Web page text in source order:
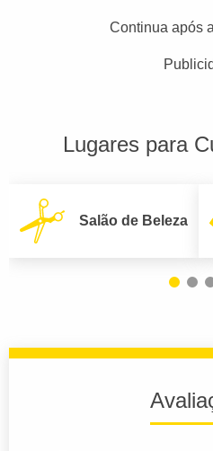
Continua após
Lugares para
Salão de Beleza